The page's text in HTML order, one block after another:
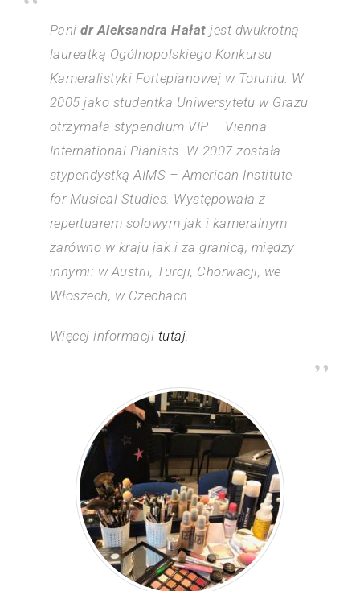
Panidr Aleksandra Hałat jest dwukrotną
laureatką Ogólnopolskiego Konkursu
Kameralistyki Fortepianowej w Toruniu. W
2005 jako studentka Uniwersytetu w Grazu
otrzymała stypendium VIP – Vienna
International Pianists. W 2007 została
stypendystką AIMS – American Institute
for Musical Studies. Występowała z
repertuarem solowym jak i kameralnym
zarówno w kraju jak i za granicą, między
innymi: w Austrii, Turcji, Chorwacji, we
Włoszech, w Czechach.
Więcej informacji tutaj.